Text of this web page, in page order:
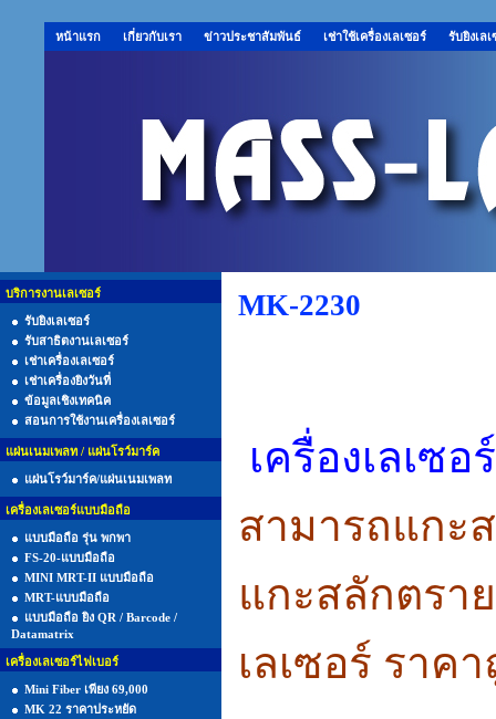
หน้าแรก เกี่ยวกับเรา ข่าวประชาสัมพันธ์ เช่าใช้เครื่องเลเซอร์ รับยิงเล
บริการงานเลเซอร์
รับยิงเลเซอร์
รับสาธิตงานเลเซอร์
เช่าเครื่องเลเซอร์
เช่าเครื่องยิงวันที่
ข้อมูลเชิงเทคนิค
สอนการใช้งานเครื่องเลเซอร์
แผ่นเนมเพลท / แผ่นโรว์มาร์ค
แผ่นโรว์มาร์ค/แผ่นเนมเพลท
เครื่องเลเซอร์แบบมือถือ
แบบมือถือ รุ่น พกพา
FS-20-แบบมือถือ
MINI MRT-II แบบมือถือ
MRT-แบบมือถือ
แบบมือถือ ยิง QR / Barcode /
Datamatrix
เครื่องเลเซอร์ไฟเบอร์
Mini Fiber เพียง 69,000
MK 22 ราคาประหยัด
MK-2230
เครื่องเลเซ
สามารถแกะ
แกะสลักตรา
เลเซอร์ รา